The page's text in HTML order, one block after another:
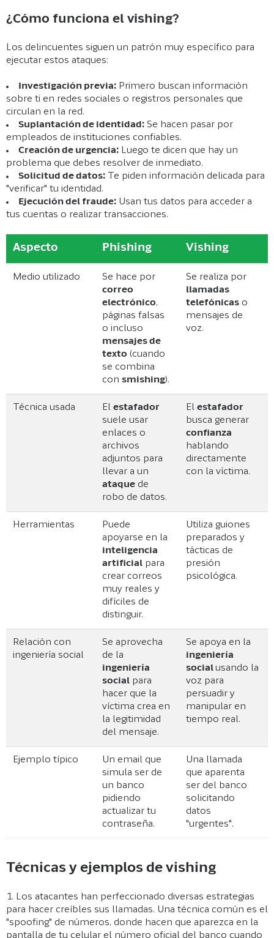
¿Cómo funciona el vishing?
Los delincuentes siguen un patrón muy específico para
ejecutar estos ataques:
Investigación previa: Primero buscan información
sobre ti en redes sociales o registros personales que
circulan en la red.
Suplantación de identidad: Se hacen pasar por
empleados de instituciones confiables.
Creación de urgencia: Luego te dicen que hay un
problema que debes resolver de inmediato.
Solicitud de datos: Te piden información delicada para
"verificar" tu identidad.
Ejecución del fraude: Usan tus datos para acceder a
tus cuentas o realizar transacciones.
Aspecto Phishing Vishing
Medio utilizado
Se hace por
correo
electrónico,
páginas falsas
o incluso
mensajes de
texto (cuando
se combina
consmishing).
Se realiza por
llamadas
telefónicas o
mensajes de
voz.
Técnica usada Elestafador
suele usar
enlaces o
archivos
adjuntos para
llevar a un
ataque de
robo de datos.
Elestafador
busca generar
confianza
hablando
directamente
con la víctima.
Herramientas
Puede
apoyarse en la
inteligencia
artificial para
crear correos
muy reales y
difíciles de
distinguir.
Utiliza guiones
preparados y
tácticas de
presión
psicológica.
Relación con
ingeniería social
Se aprovecha
de la
ingeniería
social para
hacer que la
víctima crea en
la legitimidad
del mensaje.
Se apoya en la
ingeniería
socialusando la
voz para
persuadir y
manipular en
tiempo real.
Ejemplo típico
Un email que
simula ser de
un banco
pidiendo
actualizar tu
contraseña.
Una llamada
que aparenta
ser del banco
solicitando
datos
"urgentes".
Técnicas y ejemplos de vishing
1. Los atacantes han perfeccionado diversas estrategias
para hacer creíbles sus llamadas. Una técnica común es el
"spoofing" de números, donde hacen que aparezca en la
pantalla de tu celular el número oficial del banco cuando